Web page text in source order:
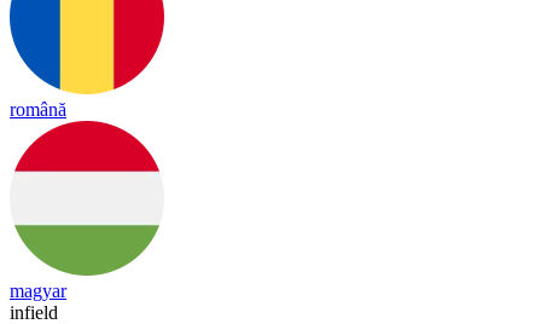
română
magyar
infield